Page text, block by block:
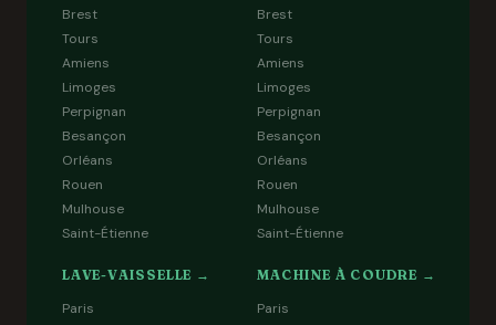
Brest
Tours
Amiens
Limoges
Perpignan
Besançon
Orléans
Rouen
Mulhouse
Saint-Étienne
Brest
Tours
Amiens
Limoges
Perpignan
Besançon
Orléans
Rouen
Mulhouse
Saint-Étienne
LAVE-VAISSELLE →
Paris
MACHINE À COUDRE →
Paris